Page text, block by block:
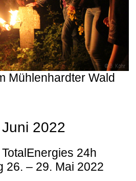
Mühlenhardter Wald
Juni 2022
24h
26. – 29. Mai 2022